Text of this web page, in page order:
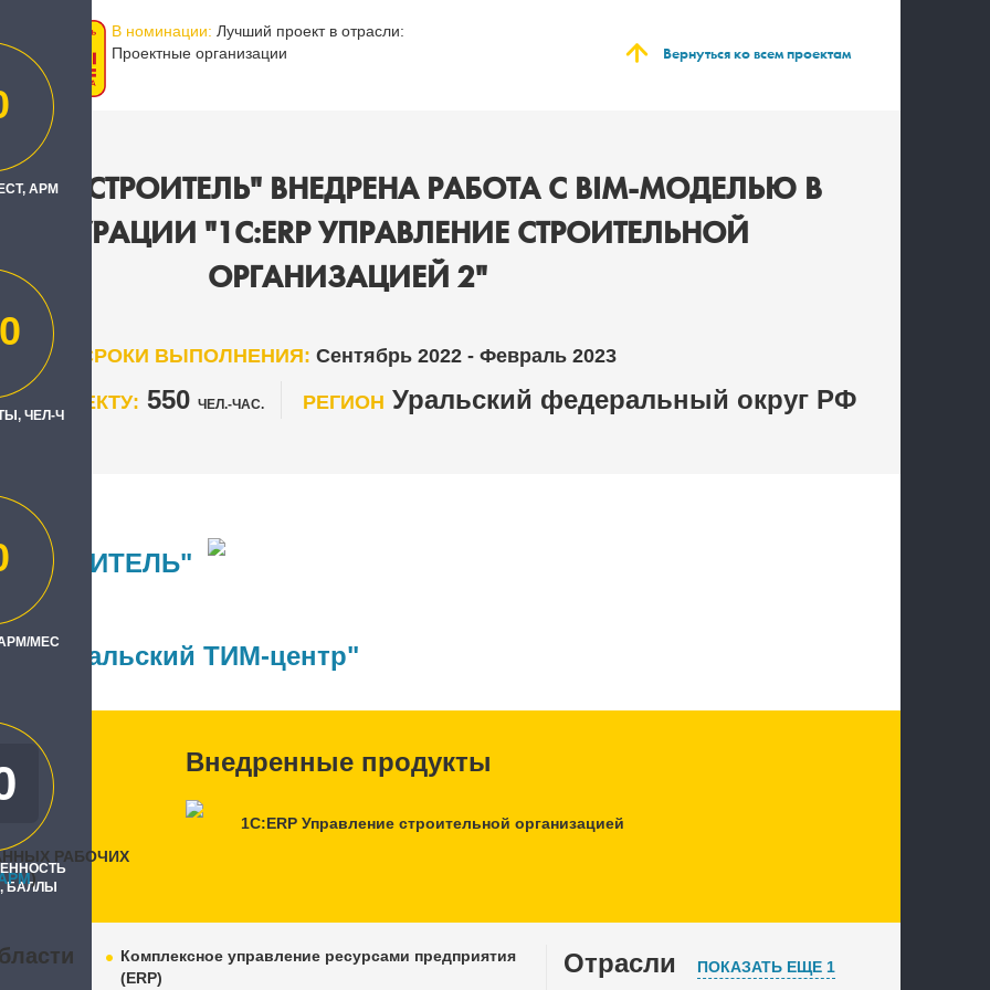
В номинации: Лучший проект в отрасли:
Проектные организации
Вернуться ко всем проектам
ВНЕДРЕНА РАБОТА С BIM-МОДЕЛЬЮ В
"1С:ERP УПРАВЛЕНИЕ СТРОИТЕЛЬНОЙ
ОРГАНИЗАЦИЕЙ 2"
СРОКИ ВЫПОЛНЕНИЯ: Сентябрь 2022 - Февраль 2023
ПО ПРОЕКТУ: 550 ЧЕЛ.-ЧАС. РЕГИОН Уральский федеральный округ РФ
АРМ
ЧЕЛ-Ч
МЕС
БАЛЛЫ
, "Уральский ТИМ-центр"
РАБОЧИХ
)
Внедренные продукты
1С:ERP Управление строительной организацией
Комплексное управление ресурсами предприятия
(ERP)
Отрасли ПОКАЗАТЬ ЕЩЕ 1